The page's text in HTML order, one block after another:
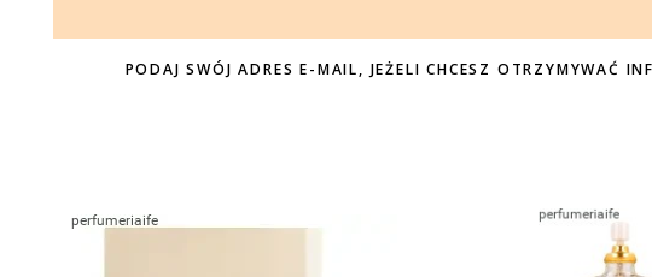
PODAJ SWÓJ ADRES E-MAIL, JEŻELI CHCESZ OTRZYMYWAĆ